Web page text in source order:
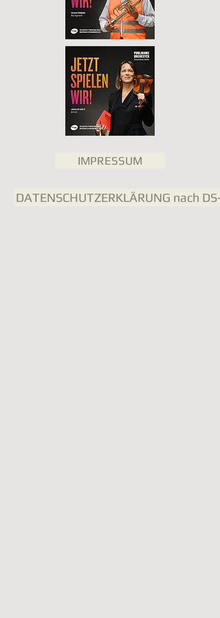
IMPRESSUM
DATENSCHUTZERKLÄRUNG nach